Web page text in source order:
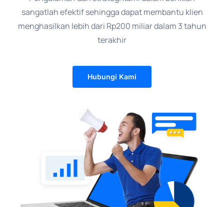
sangatlah efektif sehingga dapat membantu klien
menghasilkan lebih dari Rp200 miliar dalam 3 tahun
terakhir
Hubungi Kami